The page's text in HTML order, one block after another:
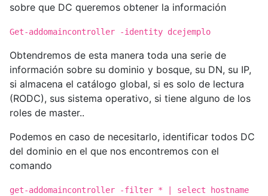
sobre que DC queremos obtener la información
Get-addomaincontroller -identity dcejemplo
Obtendremos de esta manera toda una serie de
información sobre su dominio y bosque, su DN, su IP,
si almacena el catálogo global, si es solo de lectura
(RODC), sus sistema operativo, si tiene alguno de los
roles de master..
Podemos en caso de necesitarlo, identificar todos DC
del dominio en el que nos encontremos con el
comando
get-addomaincontroller -filter * | select hostname